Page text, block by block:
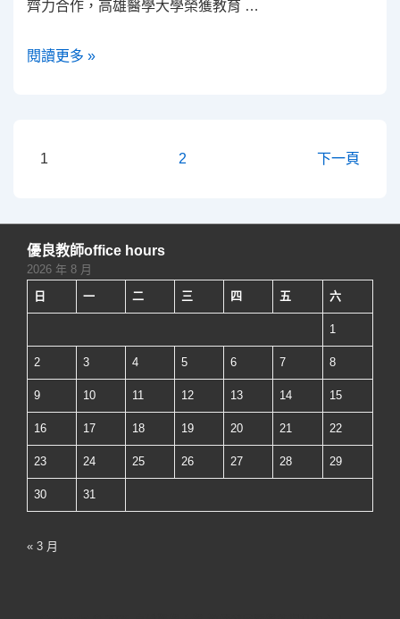
使
的
題
齊力合作，高雄醫學大學榮獲教育 …
勇
獎-
學
傑
出
師
學
經
驗
傳
全
閱讀更多 »
文
分
頁
1 2 下一頁
優良教師office hours
2026 年 8 月
日
一 二 三 四 五 六
1
2 3 4 5 6 7 8
9 10 11 12 13 14 15
16 17 18 19 20 21 22
23 24 25 26 27 28 29
30 31
« 3 月